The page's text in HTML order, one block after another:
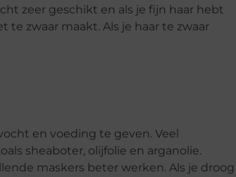
zeer geschikt en als je fijn haar hebt
te zwaar maakt. Als je haar te zwaar
en voeding te geven. Veel
sheaboter, olijfolie en arganolie.
maskers beter werken. Als je droog